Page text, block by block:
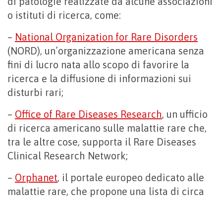
o istituti di ricerca, come:
– National Organization for Rare Disorders
(NORD), un’organizzazione americana senza
fini di lucro nata allo scopo di favorire la
ricerca e la diffusione di informazioni sui
disturbi rari;
– Office of Rare Diseases Research, un ufficio
di ricerca americano sulle malattie rare che,
tra le altre cose, supporta il Rare Diseases
Clinical Research Network;
– Orphanet, il portale europeo dedicato alle
malattie rare, che propone una lista di circa